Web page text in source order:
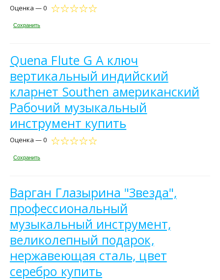
Оценка — 0
Сохранить
Quena Flute G A ключ
вертикальный индийский
кларнет Southen американский
Рабочий музыкальный
инструмент купить
Оценка — 0
Сохранить
Варган Глазырина "Звезда",
профессиональный
музыкальный инструмент,
великолепный подарок,
нержавеющая сталь, цвет
серебро купить